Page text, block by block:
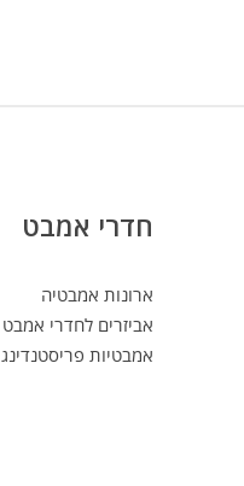
חדרי אמבט
ארונות אמבטיה
אביזרים לחדרי אמבט
אמבטיות פריסטנדינג